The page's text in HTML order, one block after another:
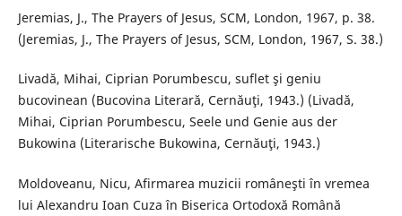
Jeremias, J., The Prayers of Jesus, SCM, London, 1967, p. 38.
(Jeremias, J., The Prayers of Jesus, SCM, London, 1967, S. 38.)
Livadă, Mihai, Ciprian Porumbescu, suflet şi geniu
bucovinean (Bucovina Literară, Cernăuţi, 1943.) (Livadă,
Mihai, Ciprian Porumbescu, Seele und Genie aus der
Bukowina (Literarische Bukowina, Cernăuţi, 1943.)
Moldoveanu, Nicu, Afirmarea muzicii româneşti în vremea
lui Alexandru Ioan Cuza în Biserica Ortodoxă Română